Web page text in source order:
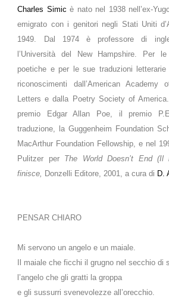
Charles Simic è nato nel 1938 nell’ex-
emigrato con i genitori negli Stati Uniti
1949. Dal 1974 è professore di
l’Università del New Hampshire. Per
poetiche e per le sue traduzioni letterarie
riconoscimenti dall’American Academy
Letters e dalla Poetry Society of
premio Edgar Allan Poe, il premio
traduzione, la Guggenheim Foundation
MacArthur Foundation Fellowship, e nel
Pulitzer per The World Doesn’t End (Il
finisce, Donzelli Editore, 2001, a cura di D.
PENSAR CHIARO
Mi servono un angelo e un maiale.
Il maiale che ficchi il grugno nel secchio di
l’angelo che gli gratti la groppa
e gli sussurri svenevolezze all’orecchio.